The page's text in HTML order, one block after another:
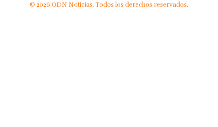
© 2026 ODN Noticias. Todos los derechos reservados.